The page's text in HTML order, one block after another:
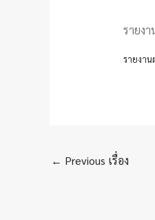
รายง
รายงาน
← Previous เรื่อง